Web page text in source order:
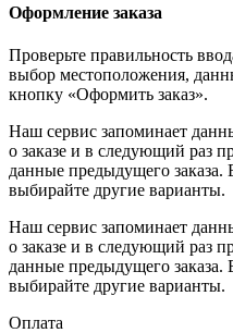
Оформление заказа
Проверьте правильность
выбор местоположения,
кнопку «Оформить заказ».
Наш сервис запоминает
о заказе и в следующий раз
данные предыдущего заказа.
выбирайте другие варианты.
Наш сервис запоминает
о заказе и в следующий раз
данные предыдущего заказа.
выбирайте другие варианты.
Оплата